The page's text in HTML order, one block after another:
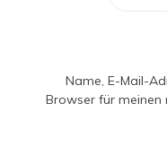
Name, E-Mail-
Browser für meinen